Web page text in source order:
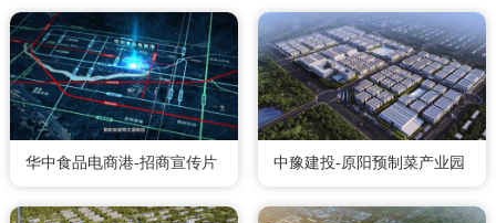
华中食品电商港-招商宣传片 中豫建投-原阳预制菜产业园